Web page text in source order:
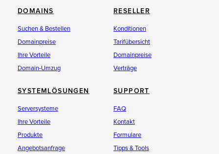
DOMAINS
Suchen & Bestellen
Domainpreise
Ihre Vorteile
Domain-Umzug
RESELLER
Konditionen
Tarifübersicht
Domainpreise
Verträge
SYSTEMLÖSUNGEN
Serversysteme
Ihre Vorteile
Produkte
Angebotsanfrage
SUPPORT
FAQ
Kontakt
Formulare
Tipps & Tools